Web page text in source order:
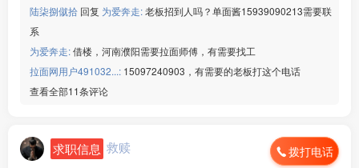
陆柒捌僦拾 回复 为爱奔走:老板招到人吗？单面酱15939090213需要联
系
为爱奔走:借楼，河南濮阳需要拉面师傅，有需要找工
拉面网用户491032...: 15097240903，有需要的老板打这个电话
查看全部11条评论
求职信息 救赎 拨打电话